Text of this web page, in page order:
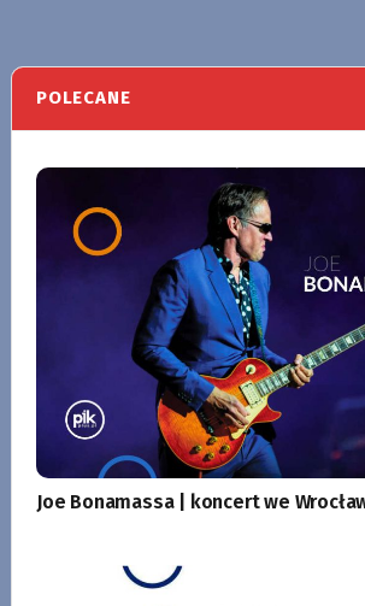
POLECANE
Joe Bonamassa | koncert we